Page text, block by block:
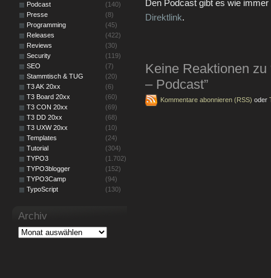
Den Podcast gibt es wie
Direktlink.
Keine Reaktionen
– Podcast”
Kommentare abonnieren (RSS) oder
Podcast
(140)
Presse
(8)
Programming
(45)
Releases
(422)
Reviews
(30)
Security
(119)
SEO
(7)
Stammtisch & TUG
(20)
T3 AK 20xx
(6)
T3 Board 20xx
(60)
T3 CON 20xx
(69)
T3 DD 20xx
(68)
T3 UXW 20xx
(10)
Templates
(24)
Tutorial
(304)
TYPO3
(1.702)
TYPO3blogger
(152)
TYPO3Camp
(94)
TypoScript
(130)
Archiv